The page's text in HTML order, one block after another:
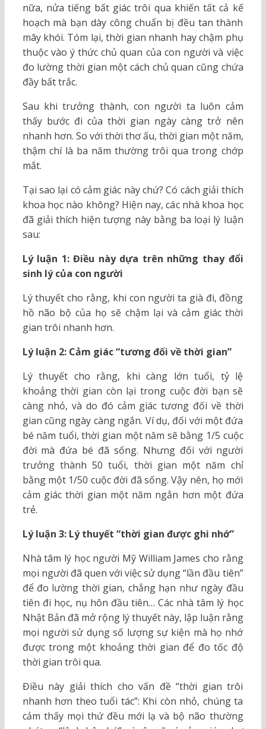
nữa, nửa tiếng bất giác trôi qua khiến tất cả kế
hoạch mà bạn dày công chuẩn bị đều tan thành
mây khói. Tóm lại, thời gian nhanh hay chậm phụ
thuộc vào ý thức chủ quan của con người và việc
đo lường thời gian một cách chủ quan cũng chứa
đầy bất trắc.
Sau khi trưởng thành, con người ta luôn cảm
thấy bước đi của thời gian ngày càng trở nên
nhanh hơn. So với thời thơ ấu, thời gian một năm,
thậm chí là ba năm thường trôi qua trong chớp
mắt.
Tại sao lại có cảm giác này chứ? Có cách giải thích
khoa học nào không? Hiện nay, các nhà khoa học
đã giải thích hiện tượng này bằng ba loại lý luận
sau:
Lý luận 1: Điều này dựa trên những thay đổi
sinh lý của con người
Lý thuyết cho rằng, khi con người ta già đi, đồng
hồ não bộ của họ sẽ chậm lại và cảm giác thời
gian trôi nhanh hơn.
Lý luận 2: Cảm giác “tương đối về thời gian”
Lý thuyết cho rằng, khi càng lớn tuổi, tỷ lệ
khoảng thời gian còn lại trong cuộc đời bạn sẽ
càng nhỏ, và do đó cảm giác tương đối về thời
gian cũng ngày càng ngắn. Ví dụ, đối với một đứa
bé năm tuổi, thời gian một năm sẽ bằng 1/5 cuộc
đời mà đứa bé đã sống. Nhưng đối với người
trưởng thành 50 tuổi, thời gian một năm chỉ
bằng một 1/50 cuộc đời đã sống. Vậy nên, họ mới
cảm giác thời gian một năm ngắn hơn một đứa
trẻ.
Lý luận 3: Lý thuyết “thời gian được ghi nhớ”
Nhà tâm lý học người Mỹ William James cho rằng
mọi người đã quen với việc sử dụng “lần đầu tiên”
để đo lường thời gian, chẳng hạn như ngày đầu
tiên đi học, nụ hôn đầu tiên… Các nhà tâm lý học
Nhật Bản đã mở rộng lý thuyết này, lập luận rằng
mọi người sử dụng số lượng sự kiện mà họ nhớ
được trong một khoảng thời gian để đo tốc độ
thời gian trôi qua.
Điều này giải thích cho vấn đề “thời gian trôi
nhanh hơn theo tuổi tác”: Khi còn nhỏ, chúng ta
cảm thấy mọi thứ đều mới lạ và bộ não thường